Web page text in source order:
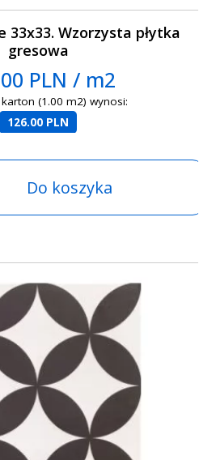
33x33. Wzorzysta płytka
gresowa
PLN / m2
(1.00 m2) wynosi:
126.00 PLN
Do koszyka